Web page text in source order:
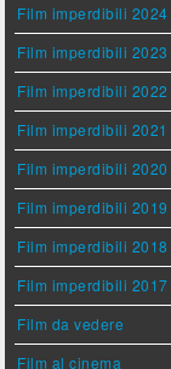
Film imperdibili 2024
Film imperdibili 2023
Film imperdibili 2022
Film imperdibili 2021
Film imperdibili 2020
Film imperdibili 2019
Film imperdibili 2018
Film imperdibili 2017
Film da vedere
Film al cinema